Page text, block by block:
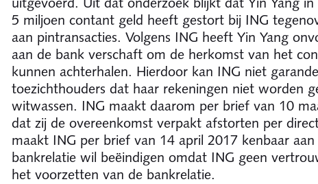
5 miljoen contant geld heeft gestort bij ING
aan pintransacties. Volgens ING heeft Yin Yang
aan de bank verschaft om de herkomst van het
kunnen achterhalen. Hierdoor kan ING niet
toezichthouders dat haar rekeningen niet worden
witwassen. ING maakt daarom per brief van 10
dat zij de overeenkomst verpakt afstorten per
maakt ING per brief van 14 april 2017 kenbaar
bankrelatie wil beëindigen omdat ING geen
het voorzetten van de bankrelatie.